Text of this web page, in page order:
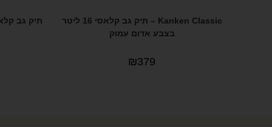
Kanken Classic – תיק גב קלאסי 16 ליטר
בצבע אדום עמוק
₪379